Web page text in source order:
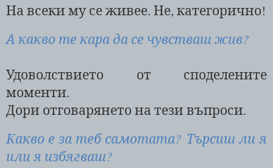
На всеки му се живее. Не, категорично!
А какво те кара да се чувстваш жив?
Удоволствието от споделените
моменти.
Дори отговарянето на тези въпроси.
Какво е за теб самотата? Търсиш ли я
или я избягваш?